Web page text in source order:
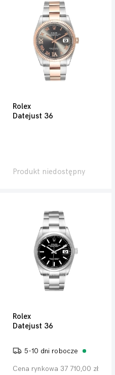
Rolex
Datejust 36
Produkt niedostępny
Rolex
Datejust 36
5-10 dni robocze
Cena rynkowa 37 710,00 zł